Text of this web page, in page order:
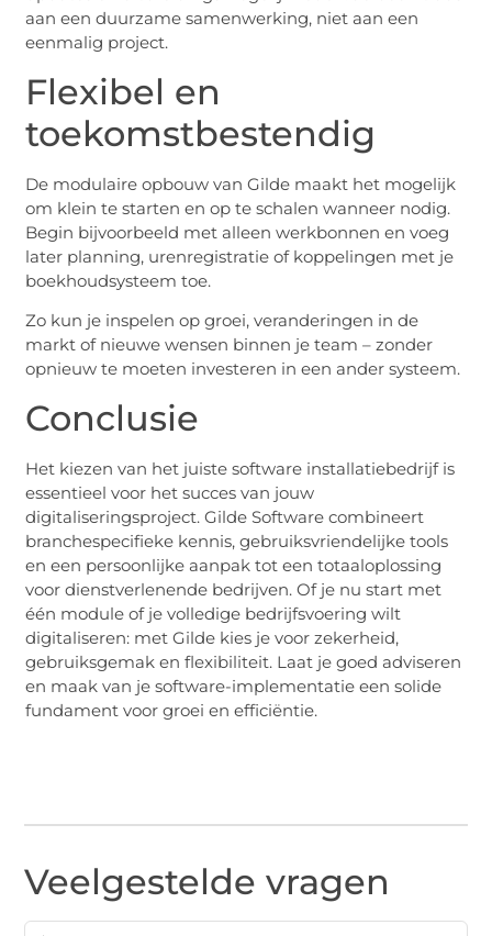
aan een duurzame samenwerking, niet aan een
eenmalig project.
Flexibel en
toekomstbestendig
De modulaire opbouw van Gilde maakt het mogelijk
om klein te starten en op te schalen wanneer nodig.
Begin bijvoorbeeld met alleen werkbonnen en voeg
later planning, urenregistratie of koppelingen met je
boekhoudsysteem toe.
Zo kun je inspelen op groei, veranderingen in de
markt of nieuwe wensen binnen je team – zonder
opnieuw te moeten investeren in een ander systeem.
Conclusie
Het kiezen van het juiste software installatiebedrijf is
essentieel voor het succes van jouw
digitaliseringsproject. Gilde Software combineert
branchespecifieke kennis, gebruiksvriendelijke tools
en een persoonlijke aanpak tot een totaaloplossing
voor dienstverlenende bedrijven. Of je nu start met
één module of je volledige bedrijfsvoering wilt
digitaliseren: met Gilde kies je voor zekerheid,
gebruiksgemak en flexibiliteit. Laat je goed adviseren
en maak van je software-implementatie een solide
fundament voor groei en efficiëntie.
Veelgestelde vragen